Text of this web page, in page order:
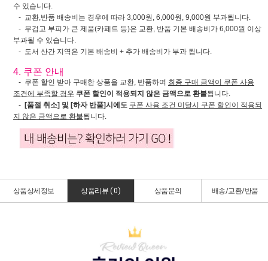
수 있습니다.
- 교환,반품 배송비는 경우에 따라 3,000원, 6,000원, 9,000원 부과됩니다.
- 무겁고 부피가 큰 제품(카페트 등)은 교환, 반품 기본 배송비가 6,000원 이상
부과될 수 있습니다.
- 도서 산간 지역은 기본 배송비 + 추가 배송비가 부과 됩니다.
4. 쿠폰 안내
- 쿠폰 할인 받아 구매한 상품을 교환, 반품하여 최종 구매 금액이 쿠폰 사용
조건에 부족할 경우 쿠폰 할인이 적용되지 않은 금액으로 환불됩니다.
- [품절 취소] 및 [하자 반품]시에도 쿠폰 사용 조건 미달시 쿠폰 할인이 적용되
지 않은 금액으로 환불됩니다.
상품상세정보 상품리뷰 ( 0) 상품문의 배송/교환/반품